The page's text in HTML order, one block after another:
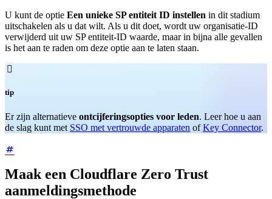
U kunt de optie Een unieke SP entiteit ID instellen in dit stadium
uitschakelen als u dat wilt. Als u dit doet, wordt uw organisatie-ID
verwijderd uit uw SP entiteit-ID waarde, maar in bijna alle gevallen
is het aan te raden om deze optie aan te laten staan.

tip
Er zijn alternatieve ontcijferingsopties voor leden. Leer hoe u aan
de slag kunt met SSO met vertrouwde apparaten ofKey Connector.
Maak een Cloudflare Zero Trust
aanmeldingsmethode